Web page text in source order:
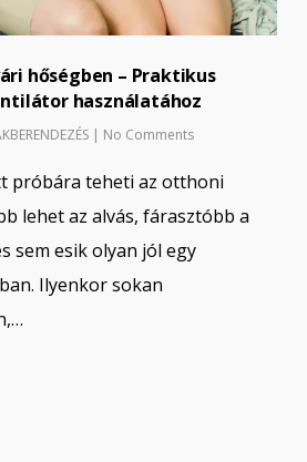
hőségben – Praktikus
használatához
| No Comments
próbára teheti az otthoni
lehet az alvás, fárasztóbb a
sem esik olyan jól egy
Ilyenkor sokan